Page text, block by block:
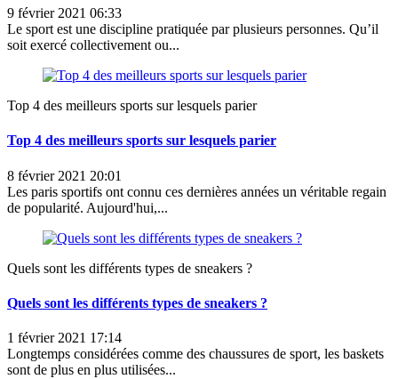
9 février 2021 06:33
Le sport est une discipline pratiquée par plusieurs personnes. Qu’il
soit exercé collectivement ou...
Top 4 des meilleurs sports sur lesquels parier
Top 4 des meilleurs sports sur lesquels parier
8 février 2021 20:01
Les paris sportifs ont connu ces dernières années un véritable regain
de popularité. Aujourd'hui,...
Quels sont les différents types de sneakers ?
Quels sont les différents types de sneakers ?
1 février 2021 17:14
Longtemps considérées comme des chaussures de sport, les baskets
sont de plus en plus utilisées...